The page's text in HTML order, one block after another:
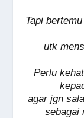
Tapi
utk
Perlu
agar jgn
sebagai